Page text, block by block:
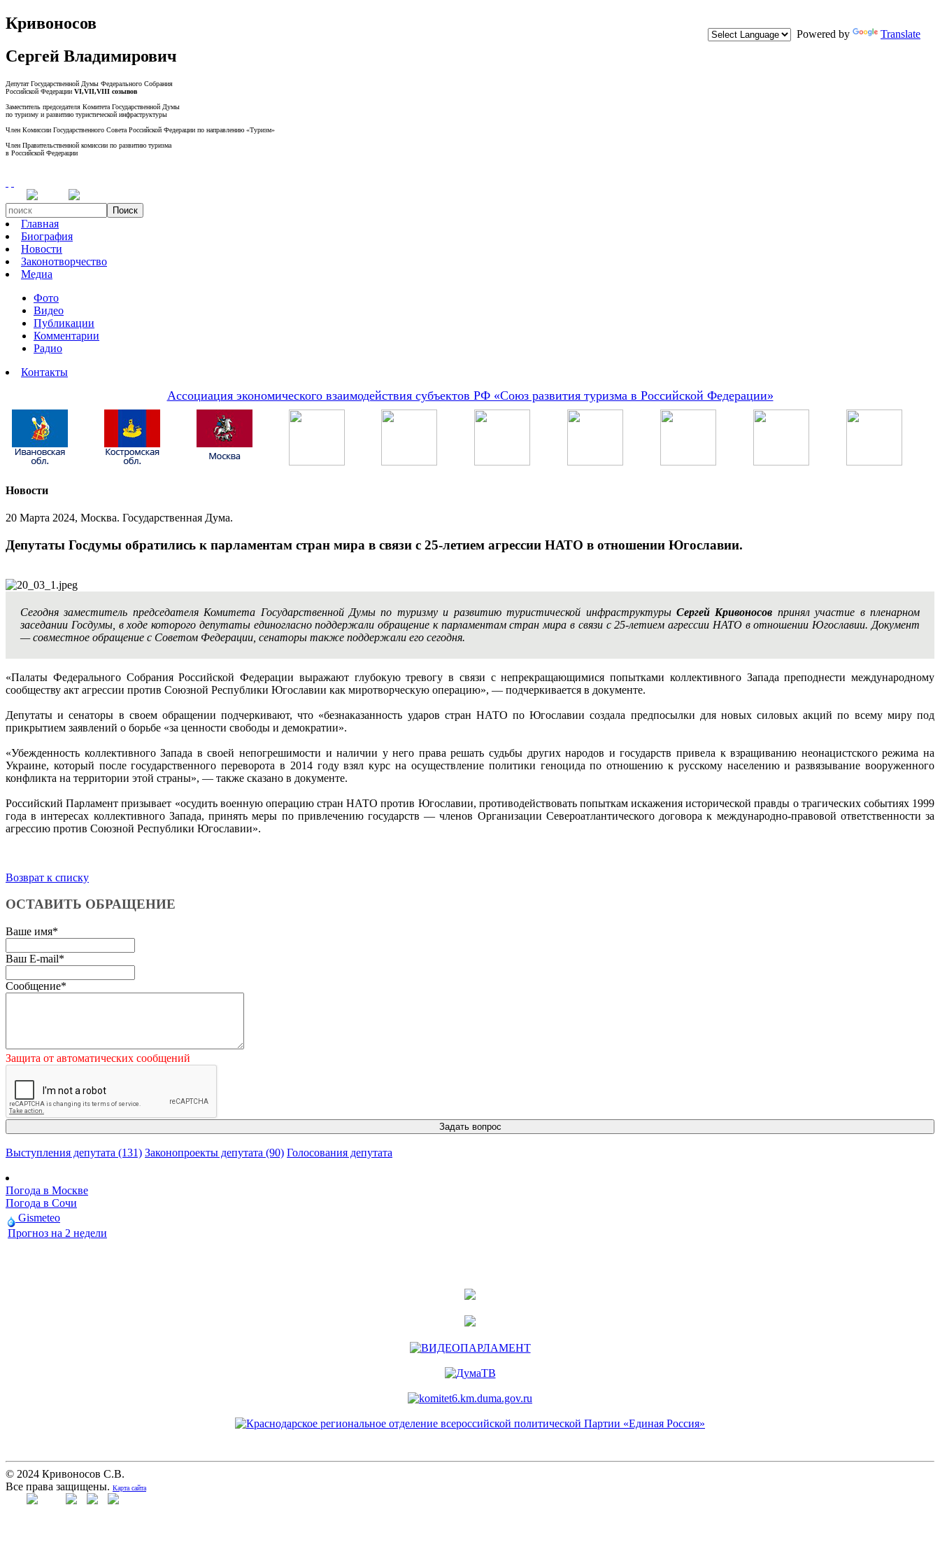
Powered by Translate
Кривоносов
Сергей Владимирович
Депутат Государственной Думы Федерального Собрания
Российской Федерации VI,VII,VIII созывов
Заместитель председателя Комитета Государственной Думы
по туризму и развитию туристической инфраструктуры
Член Комиссии Государственного Совета Российской Федерации по направлению «Туризм»
Член Правительственной комиссии по развитию туризма
в Российской Федерации
Поиск
Главная
Биография
Новости
Законотворчество
Медиа
Фото
Видео
Публикации
Комментарии
Радио
Контакты
Ассоциация экономического взаимодействия субъектов РФ «Союз развития туризма в Российской Федерации»
Новости
20 Марта 2024, Москва. Государственная Дума.
Депутаты Госдумы обратились к парламентам стран мира в связи с 25-летием агрессии НАТО в отношении Югославии.
Сегодня заместитель председателя Комитета Государственной Думы по туризму и развитию туристической инфраструктуры Сергей Кривоносов принял участие в пленарном
заседании Госдумы, в ходе которого депутаты единогласно поддержали обращение к парламентам стран мира в связи с 25-летием агрессии НАТО в отношении Югославии. Документ
— совместное обращение с Советом Федерации, сенаторы также поддержали его сегодня.
«Палаты Федерального Собрания Российской Федерации выражают глубокую тревогу в связи с непрекращающимися попытками коллективного Запада преподнести международному
сообществу акт агрессии против Союзной Республики Югославии как миротворческую операцию», — подчеркивается в документе.
Депутаты и сенаторы в своем обращении подчеркивают, что «безнаказанность ударов стран НАТО по Югославии создала предпосылки для новых силовых акций по всему миру под
прикрытием заявлений о борьбе «за ценности свободы и демократии».
«Убежденность коллективного Запада в своей непогрешимости и наличии у него права решать судьбы других народов и государств привела к взращиванию неонацистского режима на
Украине, который после государственного переворота в 2014 году взял курс на осуществление политики геноцида по отношению к русскому населению и развязывание вооруженного
конфликта на территории этой страны», — также сказано в документе.
Российский Парламент призывает «осудить военную операцию стран НАТО против Югославии, противодействовать попыткам искажения исторической правды о трагических событиях 1999
года в интересах коллективного Запада, принять меры по привлечению государств — членов Организации Североатлантического договора к международно-правовой ответственности за
агрессию против Союзной Республики Югославии».
Возврат к списку
ОСТАВИТЬ ОБРАЩЕНИЕ
Ваше имя*
Ваш E-mail*
Сообщение*
Защита от автоматических сообщений
Выступления депутата (131) Законопроекты депутата (90) Голосования депутата
Погода в Москве
Погода в Сочи
Gismeteo
Прогноз на 2 недели
© 2024 Кривоносов С.В.
Все права защищены. Карта сайта